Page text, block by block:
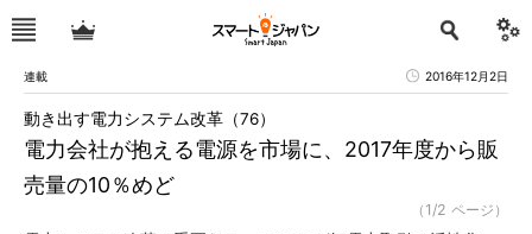
連載 2016年12月2日
電力会社が抱える電源を市場に、2017年度から販
売量の10％めど
動き出す電力システム改革（76）
（1/2 ページ）